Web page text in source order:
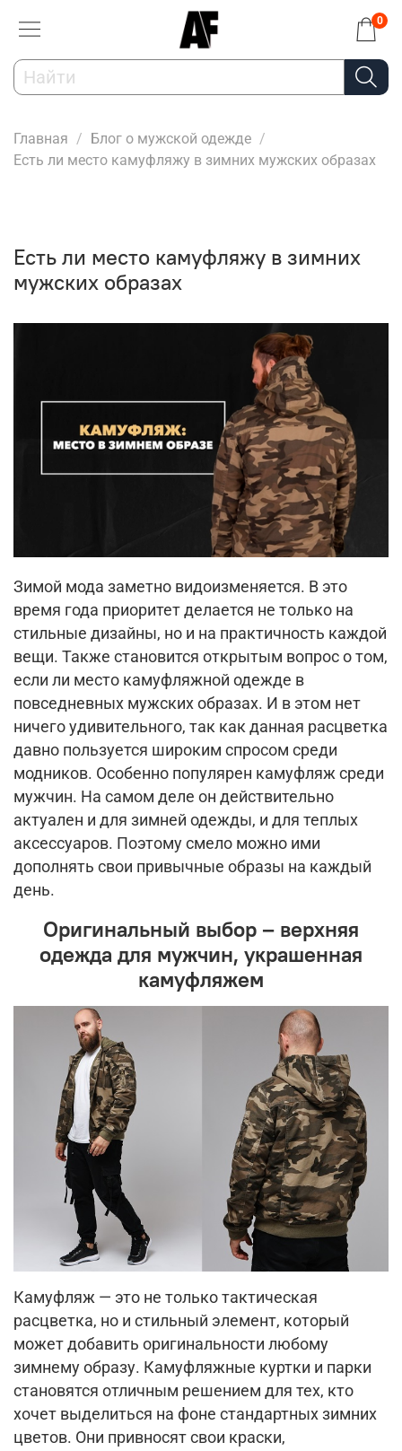
0
Главная
Блог о мужской одежде
Есть ли место камуфляжу в зимних мужских образах
Есть ли место камуфляжу в зимних
мужских образах
Зимой мода заметно видоизменяется. В это
время года приоритет делается не только на
стильные дизайны, но и на практичность каждой
вещи. Также становится открытым вопрос о том,
если ли место камуфляжной одежде в
повседневных мужских образах. И в этом нет
ничего удивительного, так как данная расцветка
давно пользуется широким спросом среди
модников. Особенно популярен камуфляж среди
мужчин. На самом деле он действительно
актуален и для зимней одежды, и для теплых
аксессуаров. Поэтому смело можно ими
дополнять свои привычные образы на каждый
день.
Оригинальный выбор – верхняя
одежда для мужчин, украшенная
камуфляжем
Камуфляж — это не только тактическая
расцветка, но и стильный элемент, который
может добавить оригинальности любому
зимнему образу. Камуфляжные куртки и парки
становятся отличным решением для тех, кто
хочет выделиться на фоне стандартных зимних
цветов. Они привносят свои краски,